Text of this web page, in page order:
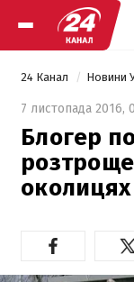
24 Канал Новини
7 листопада 2016,
Блогер